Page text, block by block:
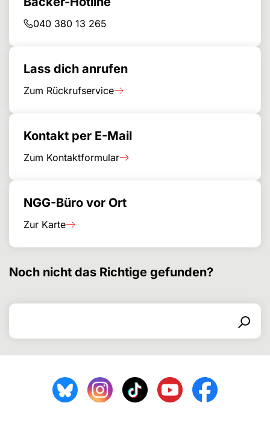
040 380 13 265
Lass dich anrufen
Zum Rückrufservice
Kontakt per E-Mail
Zum Kontaktformular
NGG-Büro vor Ort
Zur Karte
Noch nicht das Richtige gefunden?
Search for
Search